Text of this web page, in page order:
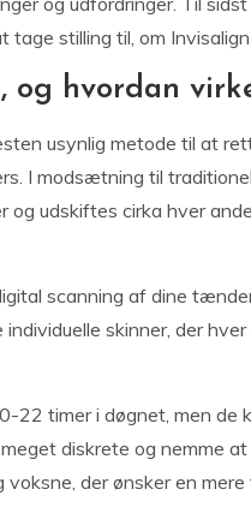
stilling til, om
og hvordan
usynlig metode til at
I modsætning til
og udskiftes cirka hver
scanning af dine
skinner, der
22 timer i døgnet, men de
diskrete og nemme
der ønsker en